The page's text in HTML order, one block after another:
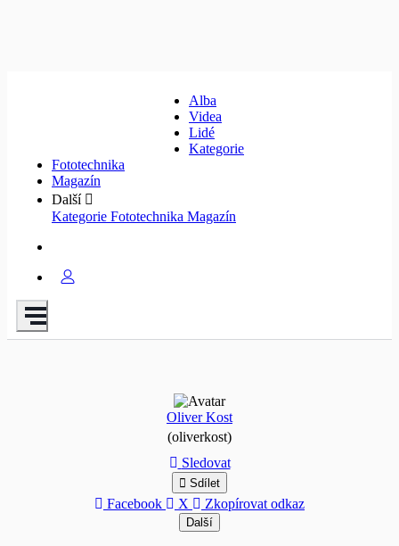
Alba
Videa
Lidé
Kategorie
Fototechnika
Magazín
Další
Kategorie Fototechnika Magazín
Oliver Kost
(oliverkost)
Sledovat
Sdílet
Facebook X Zkopírovat odkaz
Další